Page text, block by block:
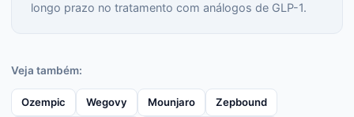
longo prazo no tratamento com análogos de GLP-1.
Veja também:
Ozempic Wegovy Mounjaro Zepbound